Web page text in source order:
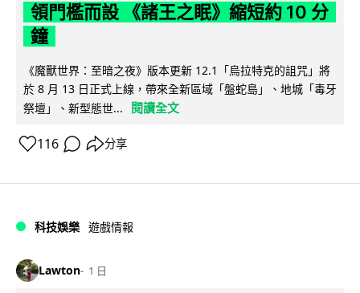
領門檻而設 《諸王之眠》縮短約 10 分
鐘
《魔獸世界：至暗之夜》版本更新 12.1「烏拉特克的詛咒」將
於 8 月 13 日正式上線，帶來全新區域「盤蛇島」、地城「毒牙
祭壇」、新型態世...
閱讀全文
116 分享
科技娛樂 遊戲情報
Lawton 1 日